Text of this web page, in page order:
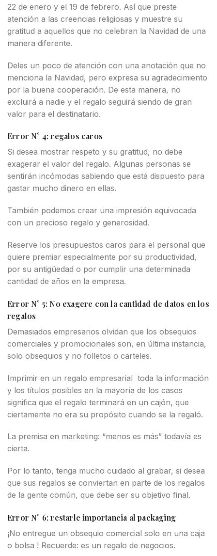
22 de enero y el 19 de febrero. Así que preste
atención a las creencias religiosas y muestre su
gratitud a aquellos que no celebran la Navidad de una
manera diferente.
Deles un poco de atención con una anotación que no
menciona la Navidad, pero expresa su agradecimiento
por la buena cooperación. De esta manera, no
excluirá a nadie y el regalo seguirá siendo de gran
valor para el destinatario.
Error N° 4: regalos caros
Si desea mostrar respeto y su gratitud, no debe
exagerar el valor del regalo. Algunas personas se
sentirán incómodas sabiendo que está dispuesto para
gastar mucho dinero en ellas.
También podemos crear una impresión equivocada
con un precioso regalo y generosidad.
Reserve los presupuestos caros para el personal que
quiere premiar especialmente por su productividad,
por su antigüedad o por cumplir una determinada
cantidad de años en la empresa.
Error N° 5: No exagere con la cantidad de datos en los
regalos
Demasiados empresarios olvidan que los obsequios
comerciales y promocionales son, en última instancia,
solo obsequios y no folletos o carteles.
Imprimir en un regalo empresarial toda la información
y los títulos posibles en la mayoría de los casos
significa que el regalo terminará en un cajón, que
ciertamente no era su propósito cuando se la regaló.
La premisa en marketing: “menos es más” todavía es
cierta.
Por lo tanto, tenga mucho cuidado al grabar, si desea
que sus regalos se conviertan en parte de los regalos
de la gente común, que debe ser su objetivo final.
Error N° 6: restarle importancia al packaging
¡No entregue un obsequio comercial solo en una caja
o bolsa ! Recuerde: es un regalo de negocios.